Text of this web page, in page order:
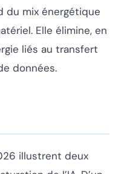
du mix énergétique
Elle élimine, en
liés au transfert
données.
illustrent deux